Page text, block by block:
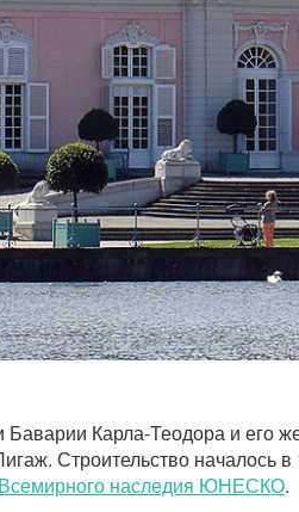
Карла-Теодора и его
Строительство началось
наследия ЮНЕСКО.